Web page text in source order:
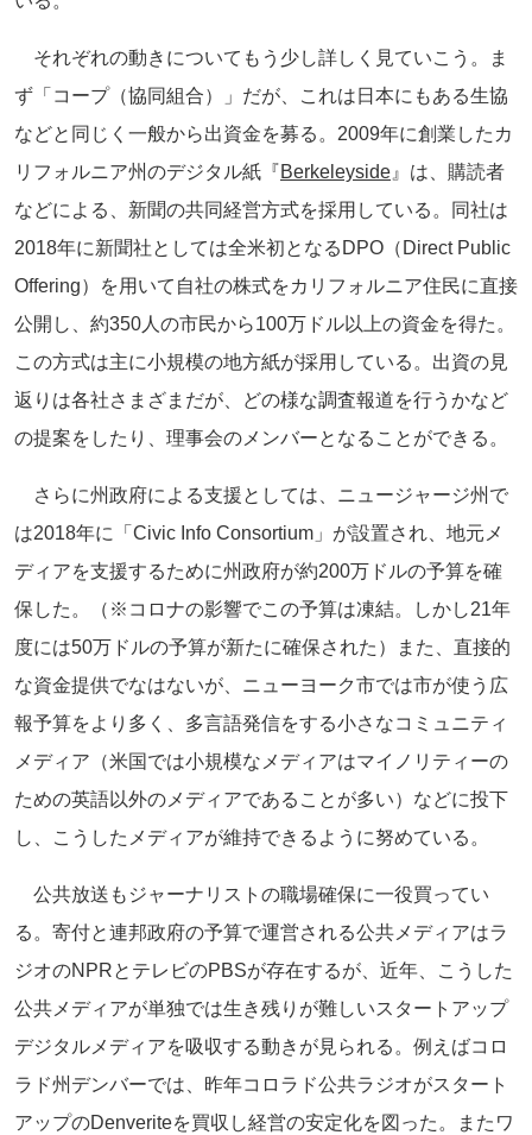
それぞれの動きについてもう少し詳しく見ていこう。ま
ず「コープ（協同組合）」だが、これは日本にもある生協
などと同じく一般から出資金を募る。2009年に創業したカ
リフォルニア州のデジタル紙『Berkeleyside 』は、購読者
などによる、新聞の共同経営方式を採用している。同社は
2018年に新聞社としては全米初となるDPO（Direct Public
Offering）を用いて自社の株式をカリフォルニア住民に直接
公開し、約350人の市民から100万ドル以上の資金を得た。
この方式は主に小規模の地方紙が採用している。出資の見
返りは各社さまざまだが、どの様な調査報道を行うかなど
の提案をしたり、理事会のメンバーとなることができる。
さらに州政府による支援としては、ニュージャージ州で
は2018年に「Civic Info Consortium」が設置され、地元メ
ディアを支援するために州政府が約200万ドルの予算を確
保した。（※コロナの影響でこの予算は凍結。しかし21年
度には50万ドルの予算が新たに確保された）また、直接的
な資金提供でなはないが、ニューヨーク市では市が使う広
報予算をより多く、多言語発信をする小さなコミュニティ
メディア（米国では小規模なメディアはマイノリティーの
ための英語以外のメディアであることが多い）などに投下
し、こうしたメディアが維持できるように努めている。
公共放送もジャーナリストの職場確保に一役買ってい
る。寄付と連邦政府の予算で運営される公共メディアはラ
ジオのNPRとテレビのPBSが存在するが、近年、こうした
公共メディアが単独では生き残りが難しいスタートアップ
デジタルメディアを吸収する動きが見られる。例えばコロ
ラド州デンバーでは、昨年コロラド公共ラジオがスタート
アップのDenveriteを買収し経営の安定化を図った。またワ